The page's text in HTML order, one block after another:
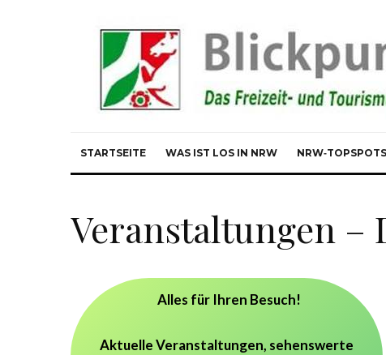
STARTSEITE WAS IST LOS IN NRW NRW‑TOPSPOTS
Veranstaltungen –
Alles für Ihren Besuch!
Aktuelle Veranstaltungen, sehenswerte